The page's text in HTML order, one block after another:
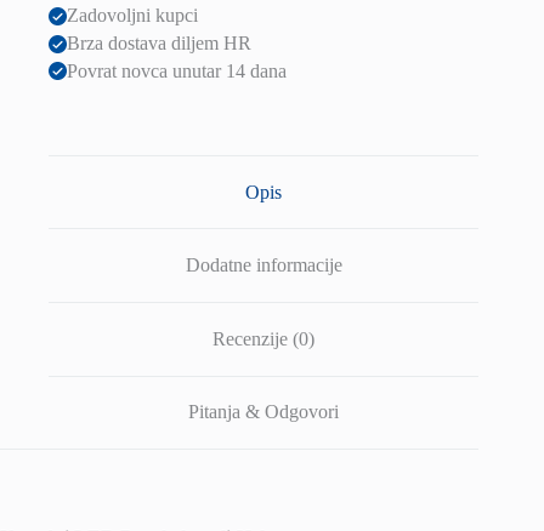
Zadovoljni kupci
Brza dostava diljem HR
Povrat novca unutar 14 dana
Opis
Dodatne informacije
Recenzije (0)
Pitanja & Odgovori